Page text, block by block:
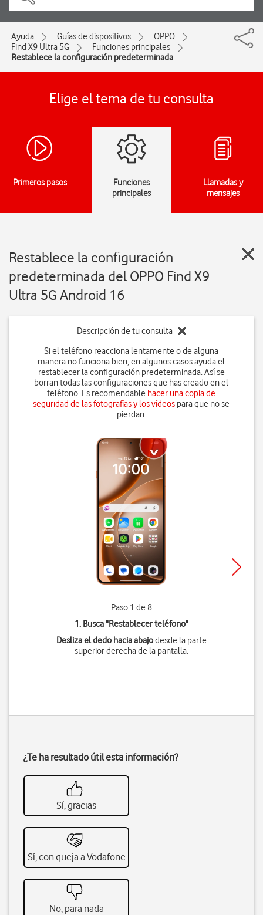
Ayuda Guías de dispositivos
OPPO
Find X9 Ultra 5G
Funciones principales
Restablece la configuración predeterminada
Elige el tema de tu consulta
Primeros pasos
Funciones
principales
Llamadas y
mensajes
Restablece la configuración
predeterminada del OPPO Find X9
Ultra 5G Android 16
Descripción de tu consulta
Si el teléfono reacciona lentamente o de alguna
manera no funciona bien, en algunos casos ayuda el
restablecer la configuración predeterminada. Así se
borran todas las configuraciones que has creado en el
teléfono. Es recomendable hacer una copia de
seguridad de las fotografías y los vídeos para que no se
pierdan.
Paso 1 de 8
1. Busca "Restablecer teléfono"
Desliza el dedo hacia abajodesde la parte
superior derecha de la pantalla.
¿Te ha resultado útil esta información?
Sí, gracias
Sí, con queja a Vodafone
No, para nada